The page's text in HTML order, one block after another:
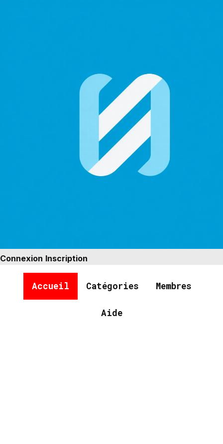
Connexion Inscription
Accueil Catégories Membres
Aide